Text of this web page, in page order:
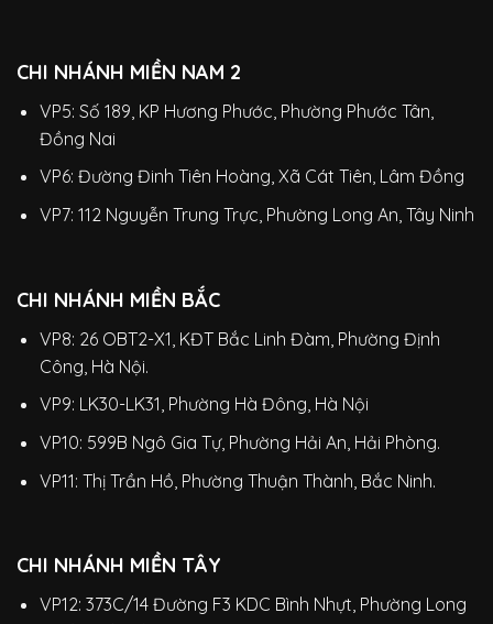
CHI NHÁNH MIỀN NAM 2
VP5: Số 189, KP Hương Phước, Phường Phước Tân,
Đồng Nai
VP6: Đường Đinh Tiên Hoàng, Xã Cát Tiên, Lâm Đồng
VP7: 112 Nguyễn Trung Trực, Phường Long An, Tây Ninh
CHI NHÁNH MIỀN BẮC
VP8: 26 OBT2-X1, KĐT Bắc Linh Đàm, Phường Định
Công, Hà Nội.
VP9: LK30-LK31, Phường Hà Đông, Hà Nội
VP10: 599B Ngô Gia Tự, Phường Hải An, Hải Phòng.
VP11: Thị Trần Hồ, Phường Thuận Thành, Bắc Ninh.
CHI NHÁNH MIỀN TÂY
VP12: 373C/14 Đường F3 KDC Bình Nhựt, Phường Long